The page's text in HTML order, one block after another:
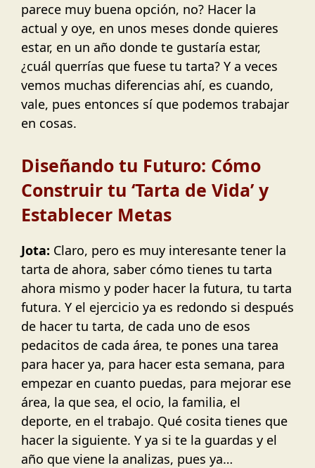
parece muy buena opción, no? Hacer la
actual y oye, en unos meses donde quieres
estar, en un año donde te gustaría estar,
¿cuál querrías que fuese tu tarta? Y a veces
vemos muchas diferencias ahí, es cuando,
vale, pues entonces sí que podemos trabajar
en cosas.
Diseñando tu Futuro: Cómo
Construir tu ‘Tarta de Vida’ y
Establecer Metas
Jota: Claro, pero es muy interesante tener la
tarta de ahora, saber cómo tienes tu tarta
ahora mismo y poder hacer la futura, tu tarta
futura. Y el ejercicio ya es redondo si después
de hacer tu tarta, de cada uno de esos
pedacitos de cada área, te pones una tarea
para hacer ya, para hacer esta semana, para
empezar en cuanto puedas, para mejorar ese
área, la que sea, el ocio, la familia, el
deporte, en el trabajo. Qué cosita tienes que
hacer la siguiente. Y ya si te la guardas y el
año que viene la analizas, pues ya…